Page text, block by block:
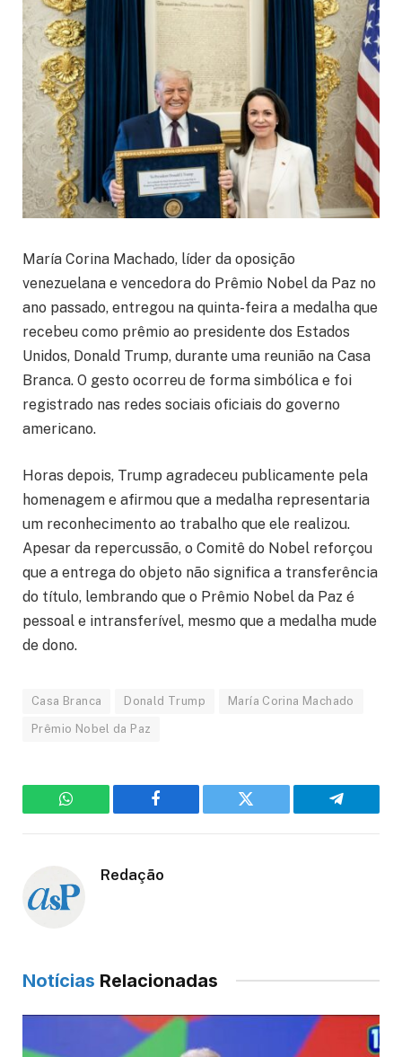
María Corina Machado, líder da oposição
venezuelana e vencedora do Prêmio Nobel da Paz no
ano passado, entregou na quinta-feira a medalha que
recebeu como prêmio ao presidente dos Estados
Unidos, Donald Trump, durante uma reunião na Casa
Branca. O gesto ocorreu de forma simbólica e foi
registrado nas redes sociais oficiais do governo
americano.
Horas depois, Trump agradeceu publicamente pela
homenagem e afirmou que a medalha representaria
um reconhecimento ao trabalho que ele realizou.
Apesar da repercussão, o Comitê do Nobel reforçou
que a entrega do objeto não significa a transferência
do título, lembrando que o Prêmio Nobel da Paz é
pessoal e intransferível, mesmo que a medalha mude
de dono.
Casa Branca Donald Trump María Corina Machado
Prêmio Nobel da Paz
WhatsApp Facebook Twitter Telegram
Redação
Notícias Relacionadas